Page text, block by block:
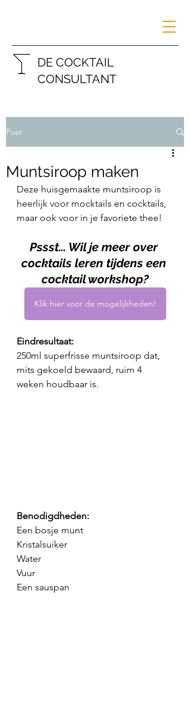
DE COCKTAIL
CONSULTANT
Post
Muntsiroop maken
Deze huisgemaakte muntsiroop is
heerlijk voor mocktails en cocktails,
maar ook voor in je favoriete thee!
Pssst... Wil je meer over
cocktails leren tijdens een
cocktail workshop?
Klik hier voor de mogelijkheden!
Eindresultaat:
250ml superfrisse muntsiroop dat,
mits gekoeld bewaard, ruim 4
weken houdbaar is.
Benodigdheden:
Een bosje munt
Kristalsuiker
Water
Vuur
Een sauspan